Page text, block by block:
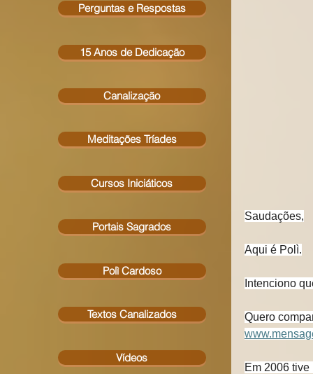
Saudações,
Aqui é Polì.
Intenciono
Quero
Em 2006
Vídeos
Textos Canalizados
Polì Cardoso
Portais Sagrados
Cursos Iniciáticos
Meditações Tríades
Perguntas e Respostas
Canalização
15 Anos de Dedicação